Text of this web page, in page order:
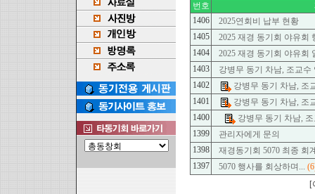
번호
1406
2025연회비 납부 현황
1405
2025 재경 동기회 야유회
1404
2025 재경 동기회 야유회
1403
강병무 동기 차남, 조교수
1402
강병무 동기 차남, 조
1401
강병무 동기 차남, 조
1400
강병무 동기 차남,
1399
관리자에게 문의
1398
재경동기회 5070 최종 회
1397
5070 행사를 회상하며...
[